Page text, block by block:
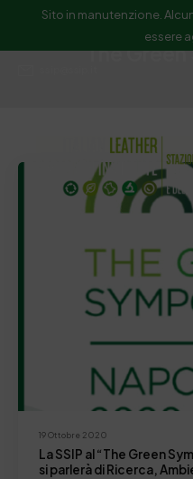
Sito in manutenzione.
essere
The
19 Ottobre 2020
La SSIP al “The Green
si parlerà di Ricerca,